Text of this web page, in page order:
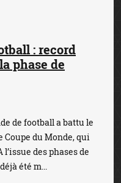
: record
phase de
de football a battu le
Coupe du Monde, qui
l’issue des phases de
été m...